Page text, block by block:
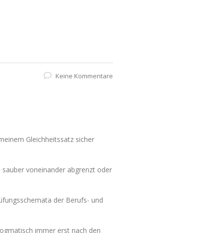
Keine Kommentare
Gleichheitssatz sicher
voneinander abgrenzt oder
der Berufs- und
immer erst nach den